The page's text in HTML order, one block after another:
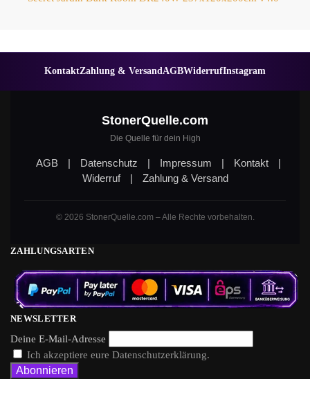
KontaktZahlung & VersandAGBWiderrufInstagram
StonerQuelle.com
Die Quelle für dein High
AGB | Datenschutz | Impressum | Kontakt
|
Widerruf
| Zahlung & Versand
© 2026 StonerQuelle.com – Alle Rechte vorbehalten.
ZAHLUNGSARTEN
NEWSLETTER
Deine E-Mail-Adresse
Ich akzeptiere eure Datenschutzerklärung.